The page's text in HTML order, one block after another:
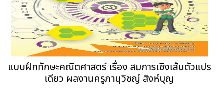
แบบฝึกทักษะคณิตศาสตร์ เรื่อง สมการเชิงเส้นตัวแปร
เดียว ผลงานครูภานุวิชญ์ สิงห์บุญ